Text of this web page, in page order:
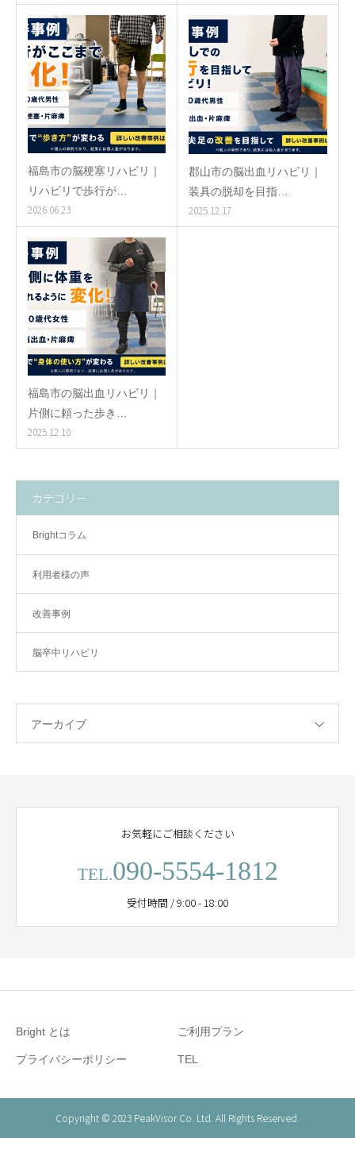
福島市の脳梗塞リハビリ｜
リハビリで歩行が…
2026.06.23
郡山市の脳出血リハビリ｜
装具の脱却を目指…
2025.12.17
福島市の脳出血リハビリ｜
片側に頼った歩き…
2025.12.10
カテゴリー
Brightコラム
利用者様の声
改善事例
脳卒中リハビリ
アーカイブ
お気軽にご相談ください
TEL.090-5554-1812
受付時間 / 9:00 - 18:00
Bright とは ご利用プラン
プライバシーポリシー TEL
Copyright © 2023 PeakVisor Co. Ltd. All Rights Reserved.